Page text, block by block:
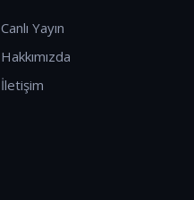
Canlı Yayın
Hakkımızda
İletişim